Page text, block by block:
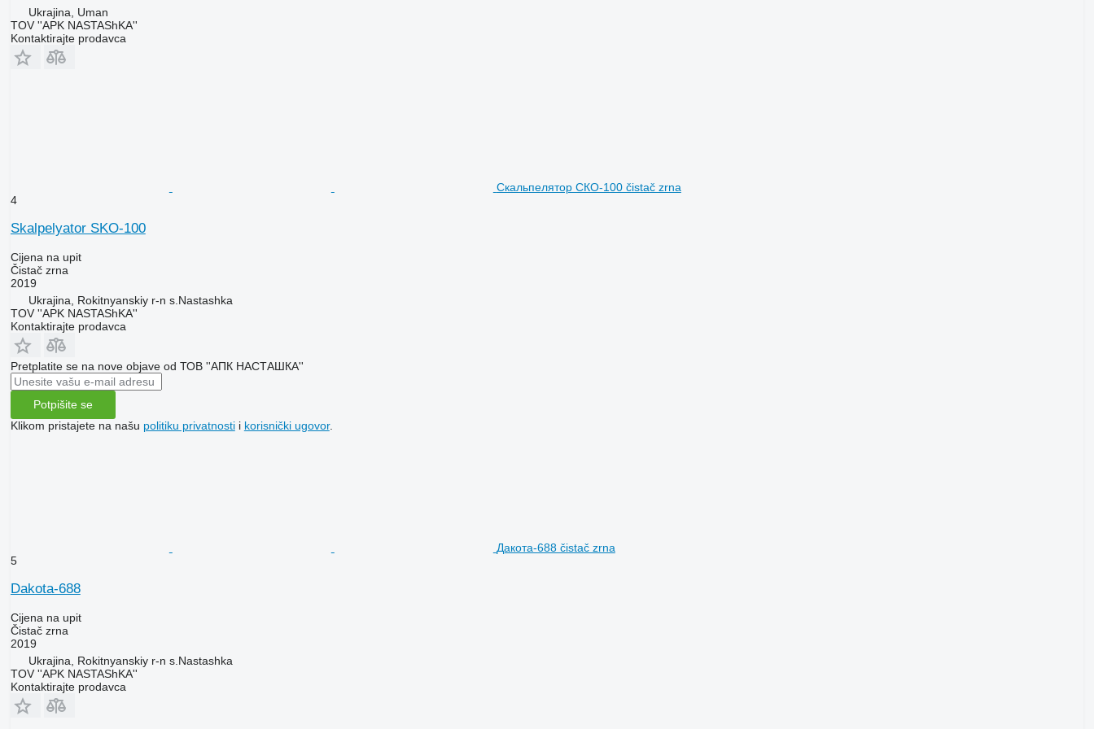
Ukrajina, Uman
TOV ''APK NASTAShKA''
Kontaktirajte prodavca
Скальпелятор СКО-100 čistač zrna
4
Skalpelyator SKO-100
Cijena na upit
Čistač zrna
2019
Ukrajina, Rokitnyanskiy r-n s.Nastashka
TOV ''APK NASTAShKA''
Kontaktirajte prodavca
Pretplatite se na nove objave od ТОВ ''AПК НАСТАШКА''
Potpišite se
Klikom pristajete na našu politiku privatnostii korisnički ugovor.
Дакота-688 čistač zrna
5
Dakota-688
Cijena na upit
Čistač zrna
2019
Ukrajina, Rokitnyanskiy r-n s.Nastashka
TOV ''APK NASTAShKA''
Kontaktirajte prodavca